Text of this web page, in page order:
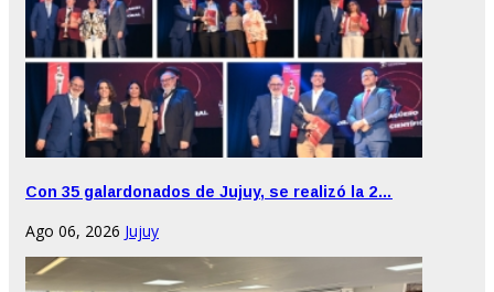
Con 35 galardonados de Jujuy, se realizó la 2…
Ago 06, 2026 Jujuy